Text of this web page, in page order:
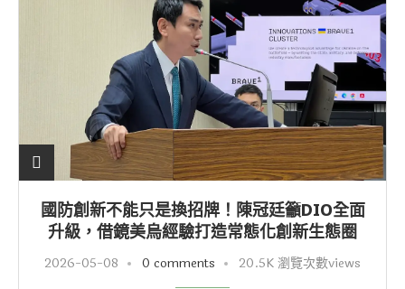
國防創新不能只是換招牌！陳冠廷籲DIO全面
升級，借鏡美烏經驗打造常態化創新生態圈
2026-05-08 0 comments 20.5K 瀏覽次數views